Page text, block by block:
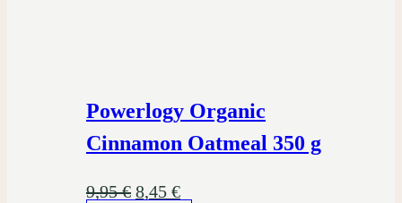
Powerlogy Organic
Cinnamon Oatmeal 350 g
9,95€ Pôvodná
8,45 €Aktuálna